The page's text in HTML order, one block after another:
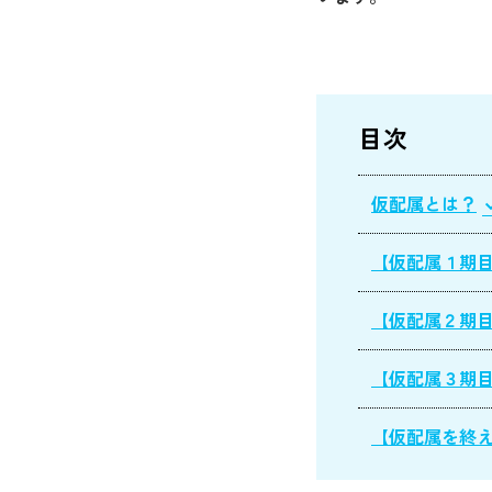
目次
仮配属とは？
【仮配属１期目
【仮配属２期目
【仮配属３期目
【仮配属を終